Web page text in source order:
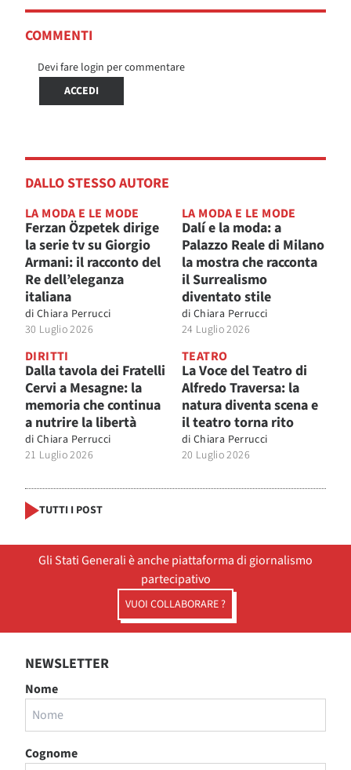
COMMENTI
Devi fare login per commentare
ACCEDI
DALLO STESSO AUTORE
LA MODA E LE MODE
Ferzan Özpetek dirige
la serie tv su Giorgio
Armani: il racconto del
Re dell’eleganza
italiana
di Chiara Perrucci
30 Luglio 2026
LA MODA E LE MODE
Dalí e la moda: a
Palazzo Reale di Milano
la mostra che racconta
il Surrealismo
diventato stile
di Chiara Perrucci
24 Luglio 2026
DIRITTI
Dalla tavola dei Fratelli
Cervi a Mesagne: la
memoria che continua
a nutrire la libertà
di Chiara Perrucci
21 Luglio 2026
TEATRO
La Voce del Teatro di
Alfredo Traversa: la
natura diventa scena e
il teatro torna rito
di Chiara Perrucci
20 Luglio 2026
TUTTI I POST
Gli Stati Generali è anche piattaforma di giornalismo
partecipativo
VUOI COLLABORARE ?
NEWSLETTER
Nome
Cognome